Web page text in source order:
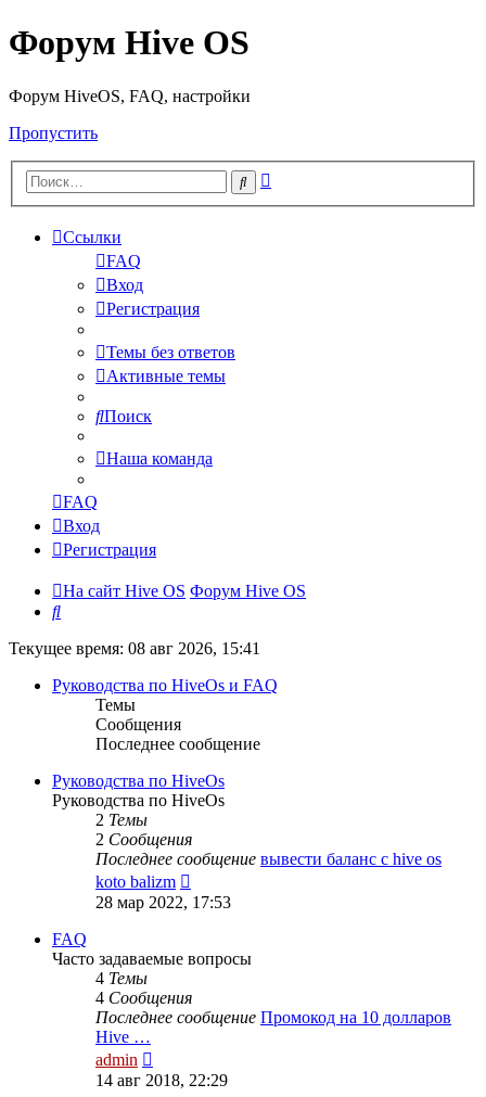
Форум Hive OS
Форум HiveOS, FAQ, настройки
Пропустить
Поиск
Ссылки
FAQ
Вход
Регистрация
Темы без ответов
Активные темы
Поиск
Наша команда
FAQ
Вход
Регистрация
На сайт Hive OS Форум Hive OS
Поиск
Текущее время: 08 авг 2026, 15:41
Руководства по HiveOs и FAQ
Темы
Сообщения
Последнее сообщение
Руководства по HiveOs
Руководства по HiveOs
2 Темы
2 Сообщения
Последнее сообщение вывести баланс с hive os
koto balizm
к
28 мар 2022, 17:53
FAQ
Часто задаваемые вопросы
4 Темы
4 Сообщения
Последнее сообщение Промокод на 10 долларов
Hive …
admin
к
14 авг 2018, 22:29